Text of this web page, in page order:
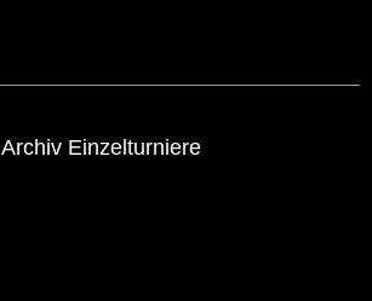
Archiv Einzelturniere